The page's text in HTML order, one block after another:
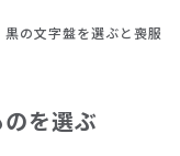
の文字盤を選ぶと喪服
を選ぶ